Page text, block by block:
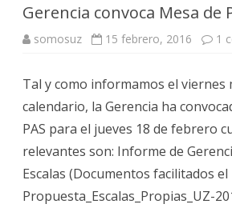
Gerencia convoca Mesa de
somosuz 15 febrero, 2016 1
Tal y como informamos el
calendario, la Gerencia ha
PAS para el jueves 18 de febrero
relevantes son: Informe de
Escalas (Documentos facilitados
Propuesta_Escalas_Propias_UZ-